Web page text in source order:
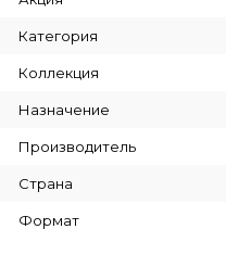
Категория
Коллекция
Назначение
Производитель
Страна
Формат